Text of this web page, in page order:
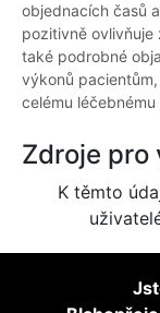
objednacích časů
pozitivně ovlivňuje
také podrobné
výkonů
celému léčebnému
Zdroje pro
K těmto